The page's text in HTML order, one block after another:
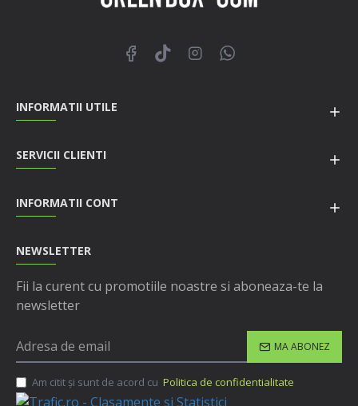
INFORMATII UTILE
SERVICII CLIENTI
INFORMATII CONT
NEWSLETTER
Fii la curent cu promotiile noastre si aboneaza-te la
newsletter
MA ABONEZ
Am citit şi sunt de acord cu Politica de confidentialitate